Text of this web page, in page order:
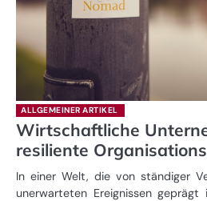
ALLGEMEINER ARTIKEL
Wirtschaftliche
resiliente
In einer Welt, die von ständiger
unerwarteten Ereignissen